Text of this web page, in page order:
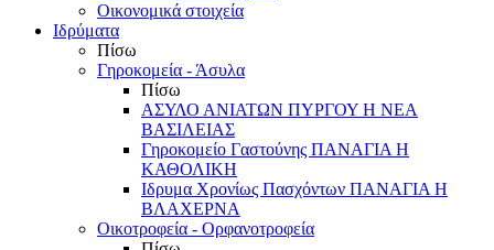
Οικονομικά στοιχεία
Ιδρύματα
Πίσω
Γηροκομεία - Άσυλα
Πίσω
ΑΣΥΛΟ ΑΝΙΑΤΩΝ ΠΥΡΓΟΥ Η ΝΕΑ
ΒΑΣΙΛΕΙΑΣ
Γηροκομείο Γαστούνης ΠΑΝΑΓΙΑ Η
ΚΑΘΟΛΙΚΗ
Ιδρυμα Χρονίως Πασχόντων ΠΑΝΑΓΙΑ Η
ΒΛΑΧΕΡΝΑ
Οικοτροφεία - Ορφανοτροφεία